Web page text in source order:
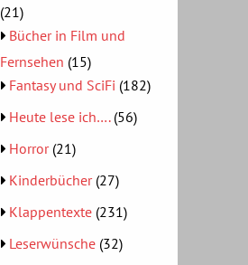
(21)
Bücher in Film und
Fernsehen (15)
Fantasy und SciFi (182)
Heute lese ich….(56)
Horror(21)
Kinderbücher(27)
Klappentexte(231)
Leserwünsche(32)